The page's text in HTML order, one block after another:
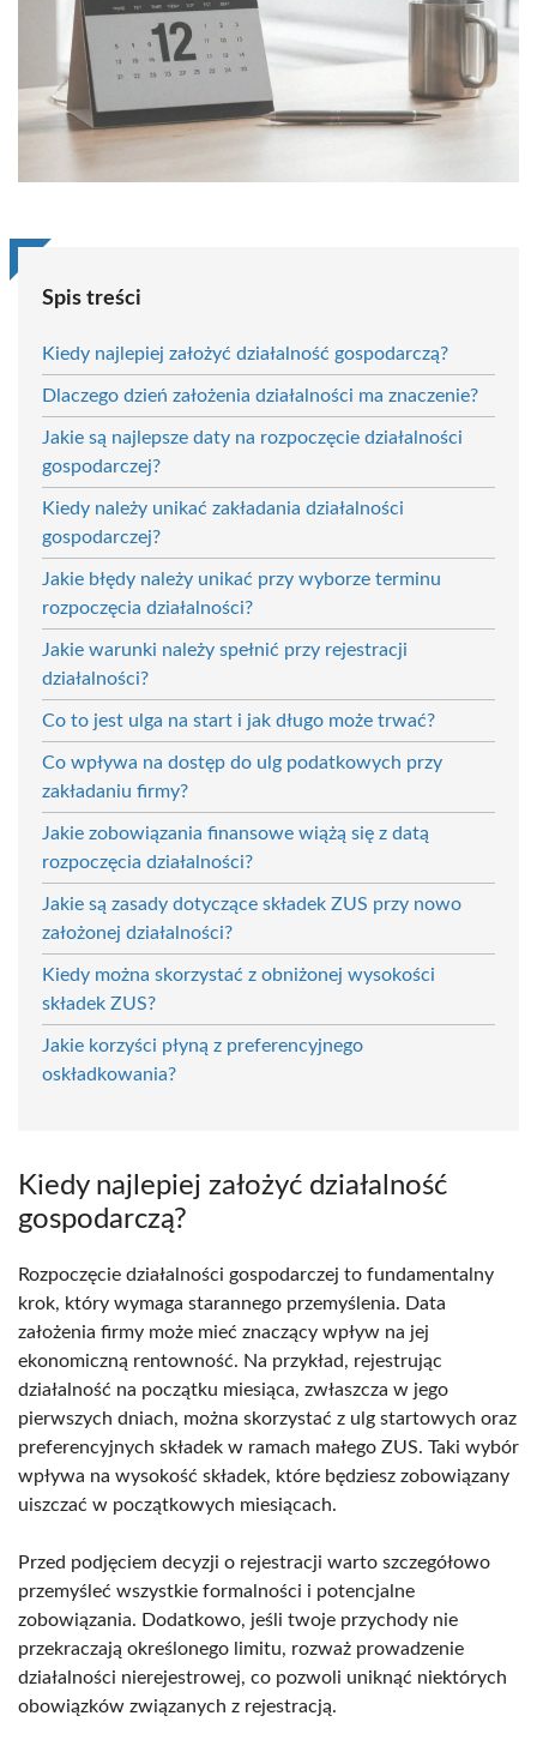
Spis treści
Kiedy najlepiej założyć działalność gospodarczą?
Dlaczego dzień założenia działalności ma znaczenie?
Jakie są najlepsze daty na rozpoczęcie działalności
gospodarczej?
Kiedy należy unikać zakładania działalności
gospodarczej?
Jakie błędy należy unikać przy wyborze terminu
rozpoczęcia działalności?
Jakie warunki należy spełnić przy rejestracji
działalności?
Co to jest ulga na start i jak długo może trwać?
Co wpływa na dostęp do ulg podatkowych przy
zakładaniu firmy?
Jakie zobowiązania finansowe wiążą się z datą
rozpoczęcia działalności?
Jakie są zasady dotyczące składek ZUS przy nowo
założonej działalności?
Kiedy można skorzystać z obniżonej wysokości
składek ZUS?
Jakie korzyści płyną z preferencyjnego
oskładkowania?
Kiedy najlepiej założyć działalność
gospodarczą?
Rozpoczęcie działalności gospodarczej to fundamentalny
krok, który wymaga starannego przemyślenia. Data
założenia firmy może mieć znaczący wpływ na jej
ekonomiczną rentowność. Na przykład, rejestrując
działalność na początku miesiąca, zwłaszcza w jego
pierwszych dniach, można skorzystać z ulg startowych oraz
preferencyjnych składek w ramach małego ZUS. Taki wybór
wpływa na wysokość składek, które będziesz zobowiązany
uiszczać w początkowych miesiącach.
Przed podjęciem decyzji o rejestracji warto szczegółowo
przemyśleć wszystkie formalności i potencjalne
zobowiązania. Dodatkowo, jeśli twoje przychody nie
przekraczają określonego limitu, rozważ prowadzenie
działalności nierejestrowej, co pozwoli uniknąć niektórych
obowiązków związanych z rejestracją.